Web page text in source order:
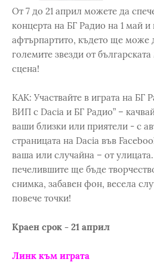
От 7 до 21 април можете да
концерта на БГ Радио на 1 май и
афтърпартито, където ще може
големите звезди от
сцена!
КАК: Участвайте в играта на БГ
ВИП с Dacia и БГ Радио” –
ваши близки или приятели - с
страницата на Dacia във
ваша или случайна – от
печелившите ще бъде
снимка, забавен фон, весела
повече точки!
Kраен срок - 21 април
Линк към играта